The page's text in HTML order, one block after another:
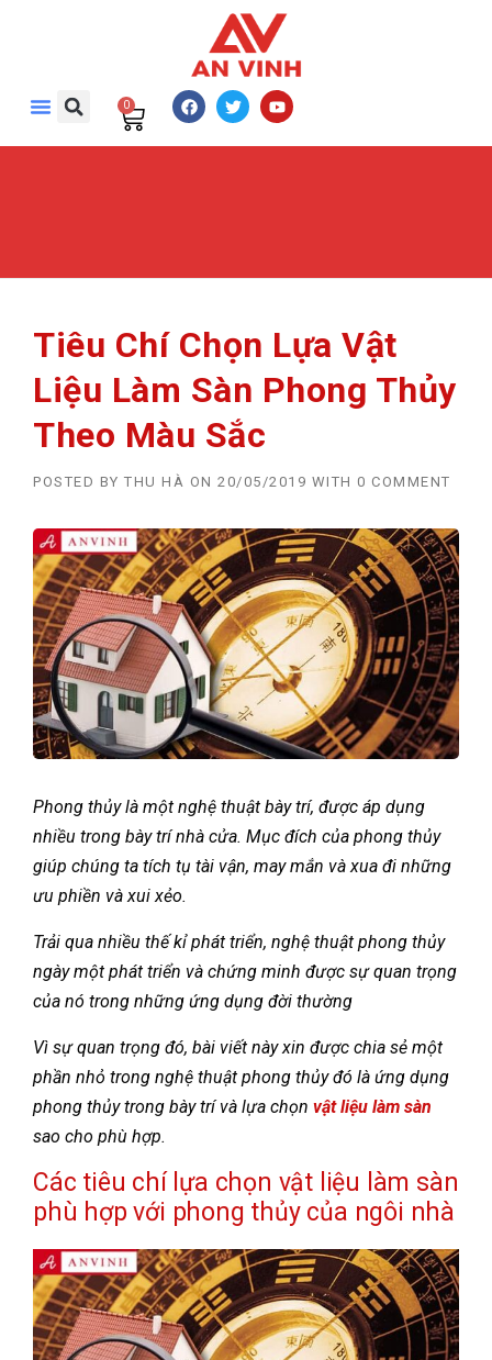
0
Tiêu Chí Chọn Lựa Vật
Liệu Làm Sàn Phong Thủy
Theo Màu Sắc
POSTED BY THU HÀ ON 20/05/2019 WITH 0 COMMENT
Phong thủy là một nghệ thuật bày trí, được áp dụng
nhiều trong bày trí nhà cửa. Mục đích của phong thủy
giúp chúng ta tích tụ tài vận, may mắn và xua đi những
ưu phiền và xui xẻo.
Trải qua nhiều thế kỉ phát triển, nghệ thuật phong thủy
ngày một phát triển và chứng minh được sự quan trọng
của nó trong những ứng dụng đời thường
Vì sự quan trọng đó, bài viết này xin được chia sẻ một
phần nhỏ trong nghệ thuật phong thủy đó là ứng dụng
phong thủy trong bày trí và lựa chọn vật liệu làm sàn
sao cho phù hợp.
Các tiêu chí lựa chọn vật liệu làm sàn
phù hợp với phong thủy của ngôi nhà